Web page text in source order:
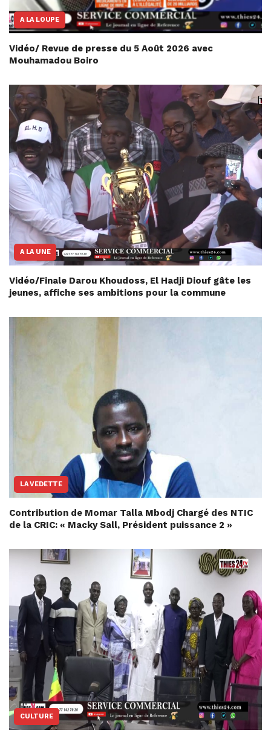
A LA LOUPE
Vidéo/ Revue de presse du 5 Août 2026 avec
Mouhamadou Boiro
A LA UNE
Vidéo/Finale Darou Khoudoss, El Hadji Diouf gâte les
jeunes, affiche ses ambitions pour la commune
LA VEDETTE
Contribution de Momar Talla Mbodj Chargé des NTIC
de la CRIC: « Macky Sall, Président puissance 2 »
CULTURE